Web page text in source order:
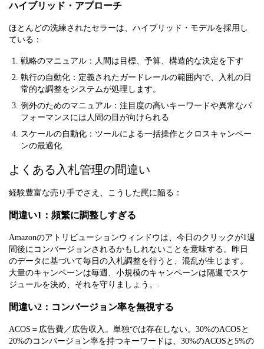
ハイブリッド・アプローチ
ほとんどの洗練されたセラーは、ハイブリッド・モデルを採用し
ている：
戦略のマニュアル：人間は目標、予算、構造的な決定を下す
執行の自動化：定義されたガードレールの範囲内で、入札の日
常的な調整をシステムが処理します。
例外のためのマニュアル：注目度の高いキーワードや異常なパ
フォーマンスには人間の目が向けられる
スケールの自動化：ツールによる一括操作とクロスキャンペー
ンの最適化
よくある入札管理の間違い
経験豊富な売り手でさえ、こうした罠に陥る：
間違い1：頻繁に調整しすぎる
Amazonのアトリビューションウィンドウは、今日のクリックが1週
間後にコンバージョンされるかもしれないことを意味する。昨日
のデータに基づいて毎日の入札調整を行うと、混乱が生じます。
大量のキャンペーンは毎週、小規模のキャンペーンは隔週でスケ
ジュールを決め、それを守りましょう。.
間違い2：コンバージョン率を無視する
ACOS＝広告費／広告収入。単独では存在しない。30%のACOSと
20%のコンバージョン率を持つキーワードは、30%のACOSと5%の